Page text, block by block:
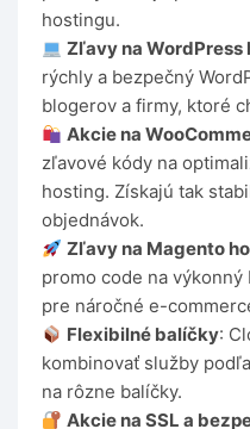
hostingu.
Zľavy na WordPress
rýchly a bezpečný
blogerov a firmy, ktoré
Akcie na
zľavové kódy na
hosting. Získajú tak
objednávok.
Zľavy na Magento
promo code na
pre náročné e-
Flexibilné balíčky:
kombinovať služby
na rôzne balíčky.
Akcie na SSL a